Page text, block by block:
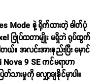
Mode နဲ့ ရိုက်ထားတဲ့ ဓါတ်ပုံ
ဗြုပ်ထတာမျိုး မရှိဘဲ ရုပ်ထွက်
။ အလင်းအားနည်းပြီး မှောင်
Nova 9 SE ကင်မရာဟာ
ားမှုကို ‌လျှော့ချနိုင်မှာပါ။